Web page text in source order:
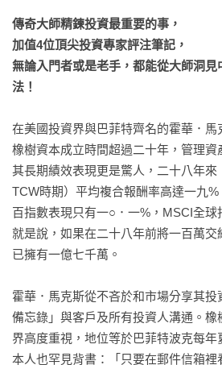
傳奇大師精鍊投資最重要的事，
加值4位頂尖投資專家評注筆記，
無論入門者或是老手，都能從大師洞見
法！
在美國投資界與巴菲特齊名的霍華．馬
橡樹資本成立時間超過二十年，管理資
其長期績效表現更是驚人，二十八年
TCW時期）平均複合報酬率高達一九
百指數表現只有一○．一%，MSCI全
就是說，如果在二十八年前將一百萬交
已擁有一億七千萬。
霍華．馬克斯從不吝於和市場分享其
備忘錄」與客戶及所有投資人溝通。
界高度重視，地位等於巴菲特波克每
本人也罕見背書：「只要在郵件信箱裡